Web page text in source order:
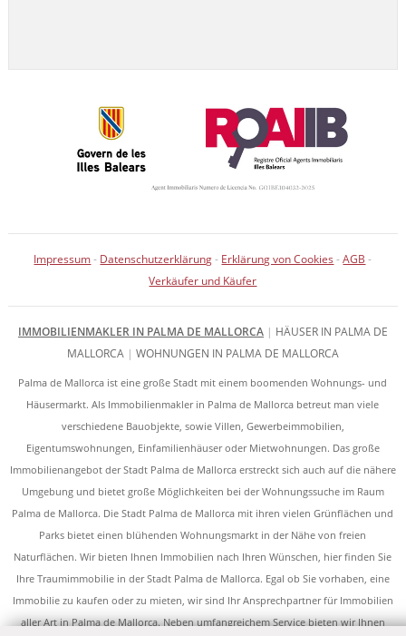
Impressum- Datenschutzerklärung- Erklärung von Cookies -AGB -
Verkäufer und Käufer
IMMOBILIENMAKLER IN PALMA DE MALLORCA| HÄUSER IN PALMA DE
MALLORCA| WOHNUNGEN IN PALMA DE MALLORCA
Palma de Mallorca ist eine große Stadt mit einem boomenden Wohnungs- und
Häusermarkt. Als Immobilienmakler in Palma de Mallorca betreut man viele
verschiedene Bauobjekte, sowie Villen, Gewerbeimmobilien,
Eigentumswohnungen, Einfamilienhäuser oder Mietwohnungen. Das große
Immobilienangebot der Stadt Palma de Mallorca erstreckt sich auch auf die nähere
Umgebung und bietet große Möglichkeiten bei der Wohnungssuche im Raum
Palma de Mallorca. Die Stadt Palma de Mallorca mit ihren vielen Grünflächen und
Parks bietet einen blühenden Wohnungsmarkt in der Nähe von freien
Naturflächen. Wir bieten Ihnen Immobilien nach Ihren Wünschen, hier finden Sie
Ihre Traumimmobilie in der Stadt Palma de Mallorca. Egal ob Sie vorhaben, eine
Immobilie zu kaufen oder zu mieten, wir sind Ihr Ansprechpartner für Immobilien
aller Art in Palma de Mallorca. Neben umfangreichem Service bieten wir Ihnen